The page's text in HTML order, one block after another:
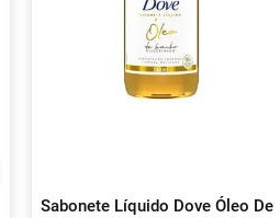
Sabonete Líquido Dove Óleo De